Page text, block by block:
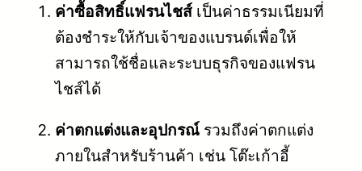
ค่าซื้อสิทธิ์แฟรนไชส์ เป็นค่าธรรมเนียมที่
ต้องชำระให้กับเจ้าของแบรนด์เพื่อให้
สามารถใช้ชื่อและระบบธุรกิจของแฟรน
ไชส์ได้
ค่าตกแต่งและอุปกรณ์ รวมถึงค่าตกแต่ง
ภายในสำหรับร้านค้า เช่น โต๊ะเก้าอี้